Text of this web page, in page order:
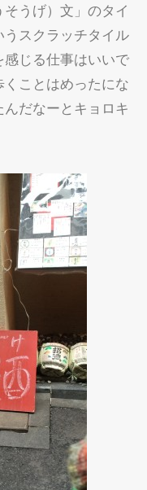
うげ）文」のタイ
うスクラッチタイル
じる仕事はいいで
ことはめったにな
だなーとキョロキ